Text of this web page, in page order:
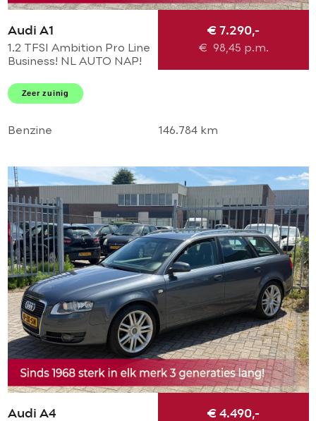
Audi A1
1.2 TFSI Ambition Pro Line
Business! NL AUTO NAP!
AIRCO l MTF-STUUR l 16'
LMV! 1e eigenaar l TOP!
€ 7.290,-
€ 98,45 p.m.
Zeer zuinig
Benzine 146.784 km
Audi A4 € 4.490,-